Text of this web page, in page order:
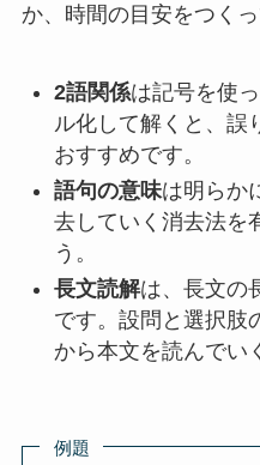
か、時間の目安をつく
2語関係は記号を使
ル化して解くと、誤
おすすめです。
語句の意味は明らか
去していく消去法を
う。
長文読解は、長文の
です。設問と選択肢
から本文を読んでい
例題